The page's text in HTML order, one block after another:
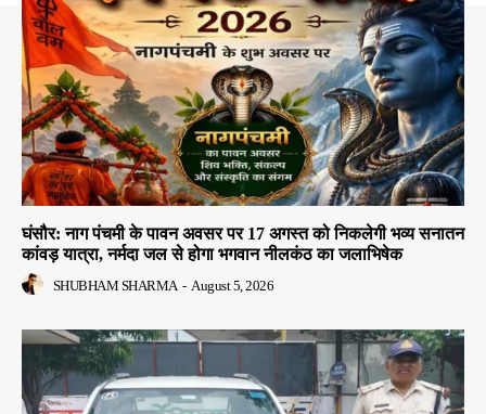
घंसौर: नाग पंचमी के पावन अवसर पर 17 अगस्त को निकलेगी भव्य सनातन
कांवड़ यात्रा, नर्मदा जल से होगा भगवान नीलकंठ का जलाभिषेक
SHUBHAM SHARMA - August 5, 2026